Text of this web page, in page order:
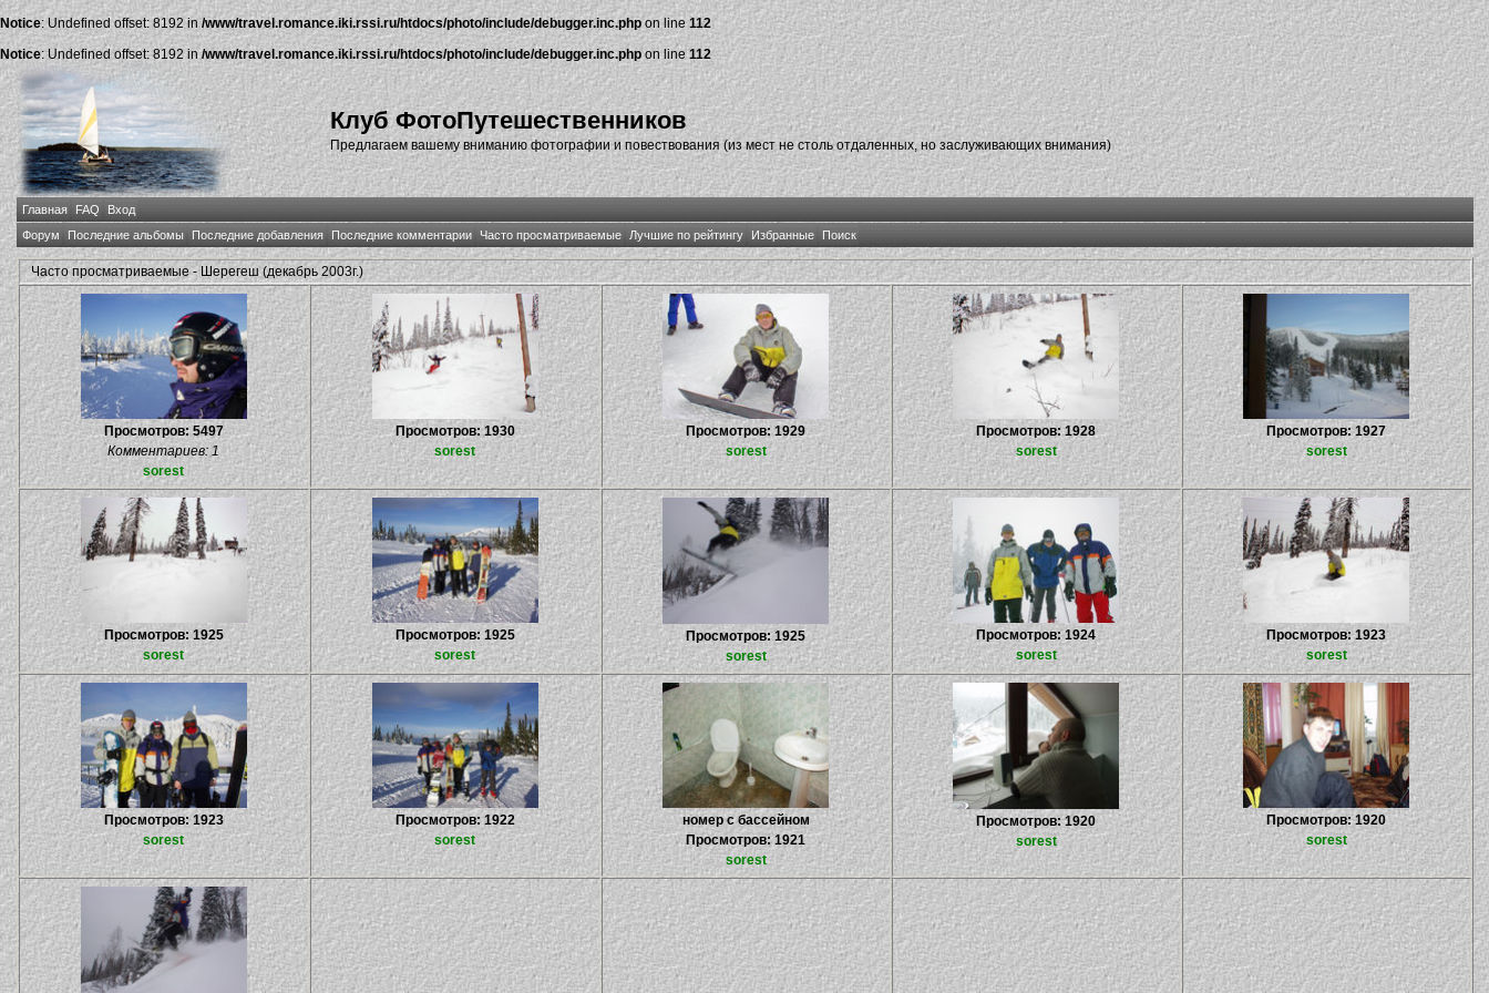
Notice: Undefined offset: 8192 in /www/travel.romance.iki.rssi.ru/htdocs/photo/include/debugger.inc.phpon line112
Notice: Undefined offset: 8192 in/www/travel.romance.iki.rssi.ru/htdocs/photo/include/debugger.inc.phpon line112
Клуб ФотоПутешественников
Предлагаем вашему вниманию фотографии и повествования (из мест не столь отдаленных, но заслуживающих внимания)
Главная FAQ
Вход
Форум
Последние альбомы Последние добавления Последние комментарии Часто просматриваемые Лучшие по рейтингу Избранные Поиск
Часто просматриваемые - Шерегеш (декабрь 2003г.)
Просмотров: 5497
Комментариев: 1
sorest
Просмотров: 1930
sorest
Просмотров: 1929
sorest
Просмотров: 1928
sorest
Просмотров: 1927
sorest
Просмотров: 1925
sorest
Просмотров: 1925
sorest
Просмотров: 1925
sorest
Просмотров: 1924
sorest
Просмотров: 1923
sorest
Просмотров: 1923
sorest
Просмотров: 1922
sorest
номер с бассейном
Просмотров: 1921
sorest
Просмотров: 1920
sorest
Просмотров: 1920
sorest